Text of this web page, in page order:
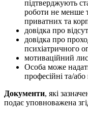
підтверджують
роботи не менше
приватних та
довідка про
довідка про
психіатричного
мотиваційний
Особа може
професійні та/або
Документи, які
подає уповноважена